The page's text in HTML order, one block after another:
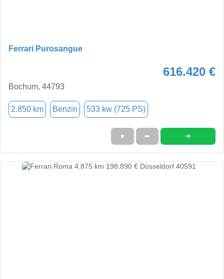
Ferrari Purosangue
616.420 €
Bochum, 44793
2.850 km Benzin 533 kw (725 PS)
★ ➦ ➜